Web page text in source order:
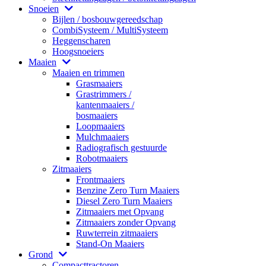
Snoeien
Bijlen / bosbouwgereedschap
CombiSysteem / MultiSysteem
Heggenscharen
Hoogsnoeiers
Maaien
Maaien en trimmen
Grasmaaiers
Grastrimmers /
kantenmaaiers /
bosmaaiers
Loopmaaiers
Mulchmaaiers
Radiografisch gestuurde
Robotmaaiers
Zitmaaiers
Frontmaaiers
Benzine Zero Turn Maaiers
Diesel Zero Turn Maaiers
Zitmaaiers met Opvang
Zitmaaiers zonder Opvang
Ruwterrein zitmaaiers
Stand-On Maaiers
Grond